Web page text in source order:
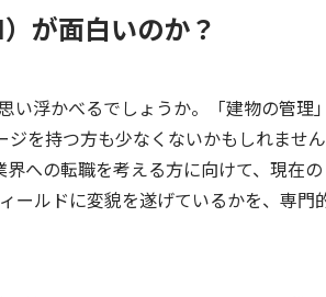
）が面白いのか？
い浮かべるでしょうか。「建物の管理」
を持つ方も少なくないかもしれません
への転職を考える方に向けて、現在の
ールドに変貌を遂げているかを、専門